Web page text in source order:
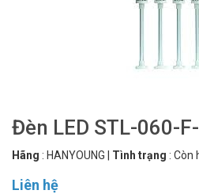
Đèn LED STL-060-
Hãng : HANYOUNG Tình trạng : Còn
Liên hệ